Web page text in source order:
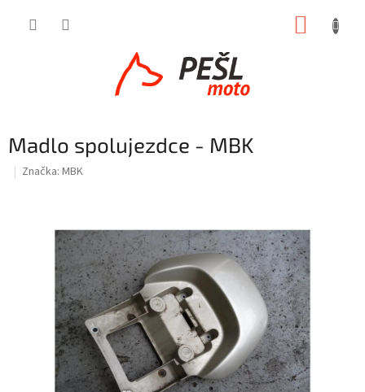
Madlo spolujezdce - MBK
Značka: MBK